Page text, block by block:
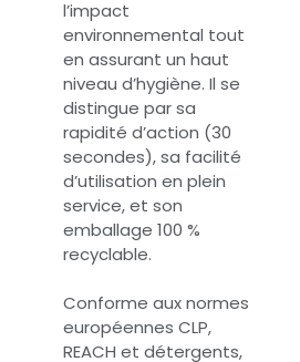
l’impact
environnemental tout
en assurant un haut
niveau d’hygiène. Il se
distingue par sa
rapidité d’action (30
secondes), sa facilité
d’utilisation en plein
service, et son
emballage 100 %
recyclable.
Conforme aux normes
européennes CLP,
REACH et détergents,